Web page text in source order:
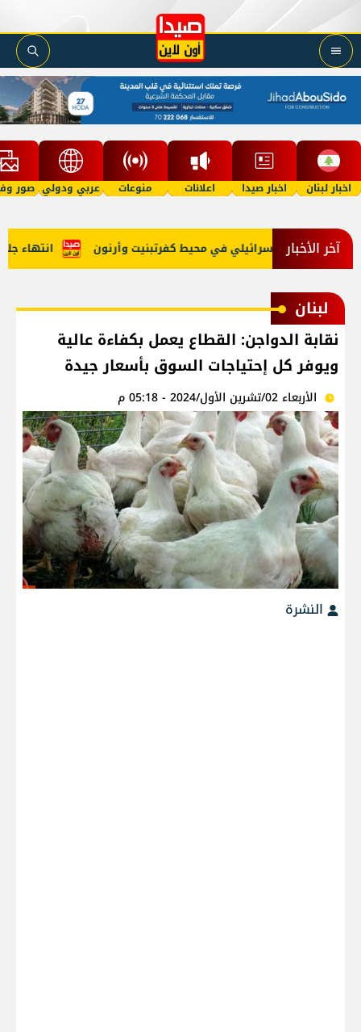
اخبار لبنان اخبار صيدا اعلانات منوعات عربي ودولي صور
آخر الأخبار انتهاء جلسة وتمشيط إسرائيلي في محيط كفرتبنيت وأرنون
لبنان
نقابة الدواجن: القطاع يعمل بكفاءة عالية
ويوفر كل إحتياجات السوق بأسعار جيدة
الأربعاء 02/تشرين الأول/2024 - 05:18 م
النشرة